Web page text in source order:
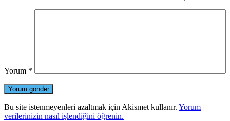
Yorum *
Bu site istenmeyenleri azaltmak için Akismet kullanır. Yorum
verilerinizin nasıl işlendiğini öğrenin.